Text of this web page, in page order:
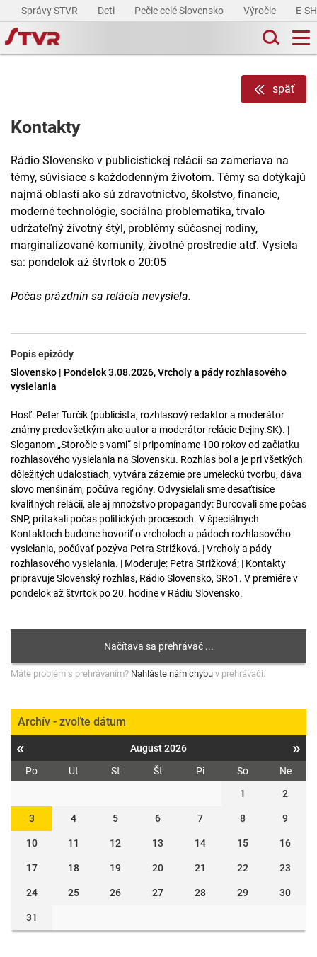
Správy STVR Deti Pečie celé Slovensko Výročie E-
späť
Kontakty
Rádio Slovensko v publicistickej relácii sa zameriava na
témy, súvisiace s každodenným životom. Témy sa dotýkajú
najmä oblastí ako sú zdravotníctvo, školstvo, financie,
moderné technológie, sociálna problematika, trvalo
udržateľný životný štýl, problémy súčasnej rodiny,
marginalizované komunity, životné prostredie atď. Vysiela
sa: pondelok až štvrtok o 20:05
Počas prázdnin sa relácia nevysiela.
Popis epizódy
Slovensko | Pondelok 3.08.2026, Vrcholy a pády rozhlasového
vysielania
Hosť: Peter Turčík (publicista, rozhlasový redaktor a moderátor
známy predovšetkým ako autor a moderátor relácie Dejiny.SK). |
Sloganom „Storočie s vami“ si pripomíname 100 rokov od začiatku
rozhlasového vysielania na Slovensku. Rozhlas bol a je pri všetkých
dôležitých udalostiach, vytvára zázemie pre umeleckú tvorbu, dáva
slovo menšinám, počúva regióny. Odvysielali sme desaťtisíce
kvalitných relácií, ale aj množstvo propagandy: Burcovali sme počas
SNP, pritakali počas politických procesoch. V špeciálnych
Kontaktoch budeme hovoriť o vrcholoch a pádoch rozhlasového
vysielania, počúvať pozýva Petra Strižková. | Vrcholy a pády
rozhlasového vysielania. | Moderuje: Petra Strižková; | Kontakty
pripravuje Slovenský rozhlas, Rádio Slovensko, SRo1. V premiére v
pondelok až štvrtok po 20. hodine v Rádiu Slovensko.
Máte problém s prehrávaním? Nahláste nám chybu v prehrávači.
Archív - zvoľte dátum
« August 2026 »
Po Ut St Št Pi So
Ne
1
2
3 4 5 6 7 8 9
10 11 12 13 14 15 16
17 18 19 20 21 22 23
24 25 26 27 28 29 30
31